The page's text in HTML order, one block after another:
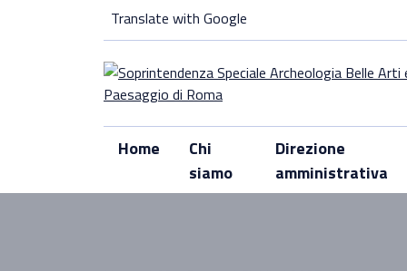
Translate with Google
Home
Chi
siamo
Direzione
amministrativa